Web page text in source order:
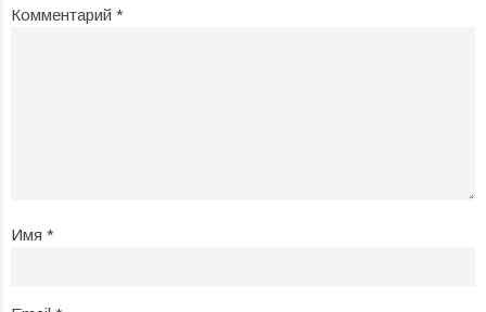
Комментарий *
Имя *